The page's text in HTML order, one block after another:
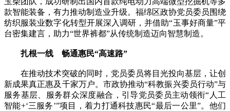
款智能装备，有力推动制造业升级。福绵区政协党员委员围绕
纺织服装业数字化转型开展深入调研，并借助“玉事好商量”平
台密集建言，助力“世界裤都”从传统制造迈向智慧制造。
扎根一线 畅通惠民“高速路”
在推动技术突破的同时，党员委员将目光投向基层，让创
新成果真正惠及千家万户。市政协推动“科教振兴委员行动”与
服务基层、服务群众深度融合，引导党员委员主动领衔“人工
智能+‘三服务’”项目，着力打通科技惠民“最后一公里”。他们